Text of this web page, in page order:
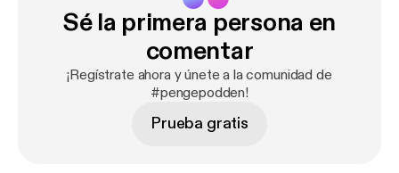
oppfattes som en investeringsanbefaling.
Podcasten er kun ment til informasjonsformål.
Nordnet tar ikke ansvar for eventuelle tap som
måtte oppstå ved bruk av informasjonen i denne
dnet.no/no/info/disclaimer ] ---------------------------
Sé la primera persona en
comentar
¡Regístrate ahora y únete a la comunidad de
#pengepodden!
Prueba gratis